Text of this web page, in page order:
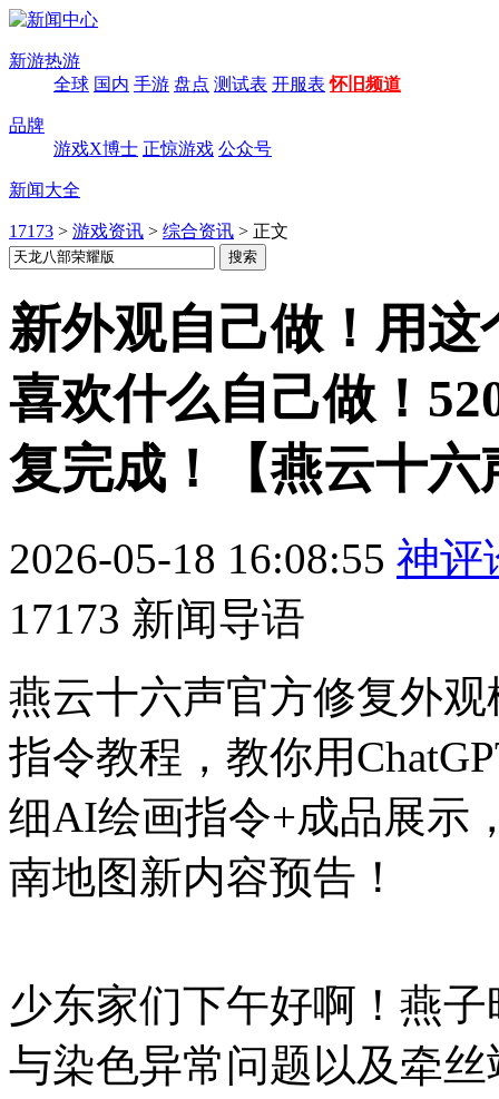
新游热游
全球 国内 手游 盘点 测试表 开服表 怀旧频道
品牌
游戏X博士 正惊游戏 公众号
新闻大全
17173 > 游戏资讯 > 综合资讯 > 正文
新外观自己做！用
喜欢什么自己做！
复完成！【燕云十六
2026-05-18 16:08:55 神评
17173 新闻导语
燕云十六声官方修复外
指令教程，教你用
细AI绘画指令+成品展示
南地图新内容预告！
少东家们下午好啊！燕
与染色异常问题以及牵